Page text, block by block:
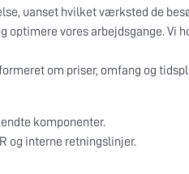
uanset hvilket værksted de
vores arbejdsgange. Vi
om priser, omfang og
komponenter.
og interne retningslinjer.